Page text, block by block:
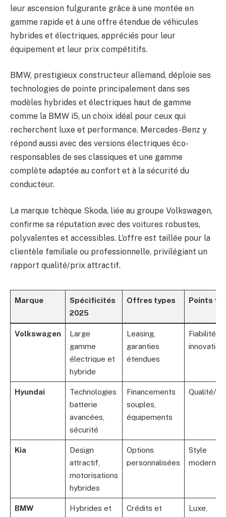
leur ascension fulgurante grâce à une montée en
gamme rapide et à une offre étendue de véhicules
hybrides et électriques, appréciés pour leur
équipement et leur prix compétitifs.
BMW, prestigieux constructeur allemand, déploie ses
technologies de pointe principalement dans ses
modèles hybrides et électriques haut de gamme
comme la BMW i5, un choix idéal pour ceux qui
recherchent luxe et performance. Mercedes-Benz y
répond aussi avec des versions électriques éco-
responsables de ses classiques et une gamme
complète adaptée au confort et à la sécurité du
conducteur.
La marque tchèque Skoda, liée au groupe Volkswagen,
confirme sa réputation avec des voitures robustes,
polyvalentes et accessibles. L’offre est taillée pour la
clientèle familiale ou professionnelle, privilégiant un
rapport qualité/prix attractif.
Marque
Spécificités
2025
Offres types Points
Volkswagen
Large
gamme
électrique et
hybride
Leasing,
garanties
étendues
Fiabilité,
innovation
Hyundai
Technologies
batterie
avancées,
sécurité
Financements
souples,
équipements
Qualité/
Kia
Design
attractif,
motorisations
hybrides
Options
personnalisées
Style
moderne
BMW
Hybrides et
Crédits et
Luxe,